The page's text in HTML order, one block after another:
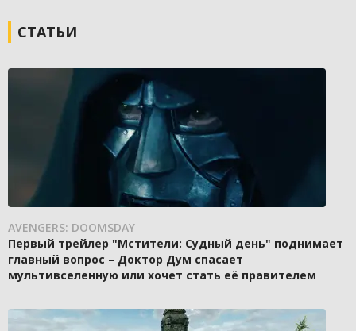
СТАТЬИ
AVENGERS: DOOMSDAY
Первый трейлер "Мстители: Судный день" поднимает
главный вопрос – Доктор Дум спасает
мультивселенную или хочет стать её правителем